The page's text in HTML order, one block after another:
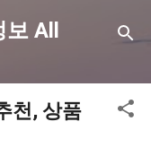
기 All
천, 상품